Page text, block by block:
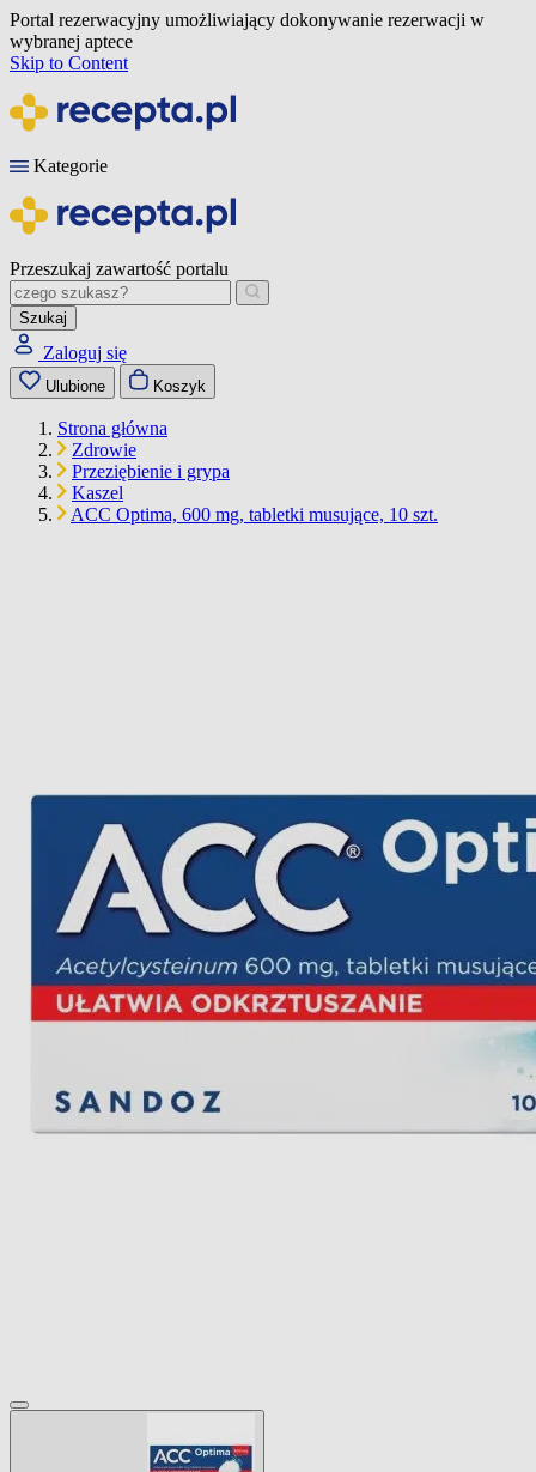
Portal rezerwacyjny umożliwiający dokonywanie rezerwacji w
wybranej aptece
Skip to Content
Kategorie
Przeszukaj zawartość portalu
Szukaj
Zaloguj się
Ulubione Koszyk
Strona główna
Zdrowie
Przeziębienie i grypa
Kaszel
ACC Optima, 600 mg, tabletki musujące, 10 szt.